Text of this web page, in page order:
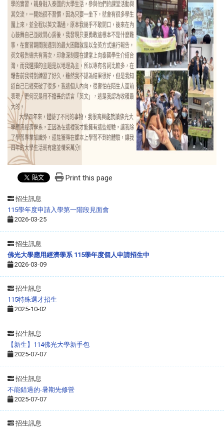
Print this page
招生訊息
115學年度申請入學第一階段見面會
2026-03-25
招生訊息
佛光大學應用經濟學系 115學年度個人申請招生中
2026-03-09
招生訊息
115特殊選才招生
2025-10-02
招生訊息
【新生】114佛光大學新手包
2025-07-07
招生訊息
不能錯過的-暑期先修營
2025-07-07
招生訊息